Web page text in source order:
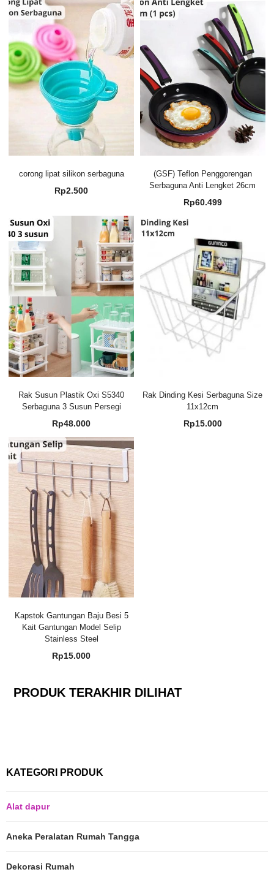
corong lipat silikon serbaguna
Rp2.500
(GSF) Teflon Penggorengan
Serbaguna Anti Lengket 26cm
Rp60.499
Rak Susun Plastik Oxi S5340
Serbaguna 3 Susun Persegi
Rp48.000
Rak Dinding Kesi Serbaguna Size
11x12cm
Rp15.000
Kapstok Gantungan Baju Besi 5
Kait Gantungan Model Selip
Stainless Steel
Rp15.000
PRODUK TERAKHIR DILIHAT
KATEGORI PRODUK
Alat dapur
Aneka Peralatan Rumah Tangga
Dekorasi Rumah